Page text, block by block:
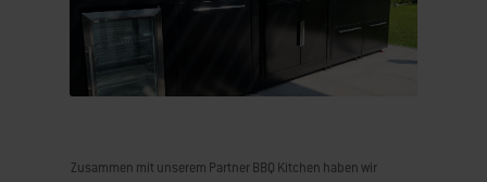
Zusammen mit unserem Partner BBQ Kitchen haben wir